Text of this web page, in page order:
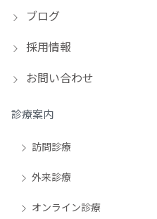
ブログ
採用情報
お問い合わせ
診療案内
訪問診療
外来診療
オンライン診療